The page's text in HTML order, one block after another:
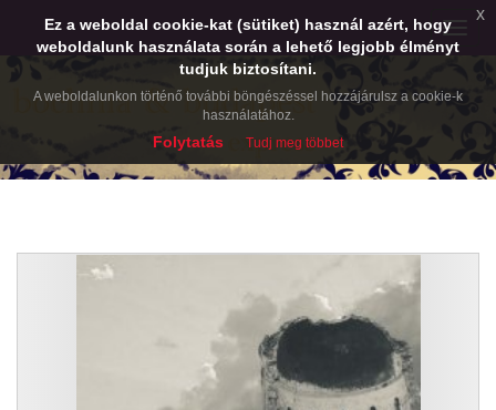
Toggle
Ez a weboldal cookie-kat (sütiket) használ azért, hogy
weboldalunk használata során a lehető legjobb élményt
tudjuk biztosítani.
A weboldalunkon történő további böngészéssel hozzájárulsz a cookie-k
használatához.
Folytatás Tudj meg többet
x